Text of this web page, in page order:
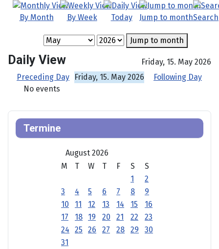
By Month By Week Today Jump to monthSearch
Jump to month
Daily View
Friday, 15. May 2026
Preceding Day
Friday, 15. May 2026
Following Day
No events
Termine
August 2026
M
T W T F S
S
1
2
3
4 5 6 7 8
9
10
11 12 13 14 15
16
17
18 19 20 21 22
23
24
25 26 27 28 29
30
31